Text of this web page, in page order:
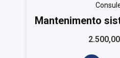
Mantenimento
9001